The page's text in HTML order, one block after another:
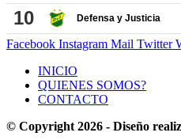
Facebook Instagram Mail Twitter
INICIO
QUIENES SOMOS?
CONTACTO
© Copyright 2026 - Diseño